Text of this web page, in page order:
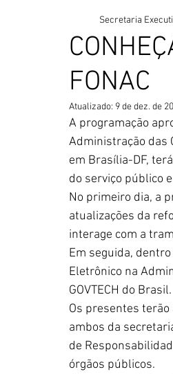
FONAC 85 VITÓRIA
FONAC
Secretaria
Atualizado: 9 de dez. de
A programação
Administração das
em Brasília-DF,
do serviço público
No primeiro dia, a
atualizações da
interage com a
Em seguida,
Eletrônico na
GOVTECH do Brasil.
Os presentes
ambos da
de
órgãos públicos.